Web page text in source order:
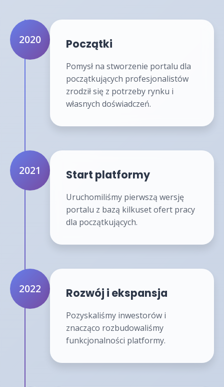
2020 Początki
Pomysł na stworzenie portalu dla
początkujących profesjonalistów
zrodził się z potrzeby rynku i
własnych doświadczeń.
2021 Start platformy
Uruchomiliśmy pierwszą wersję
portalu z bazą kilkuset ofert pracy
dla początkujących.
2022 Rozwój i ekspansja
Pozyskaliśmy inwestorów i
znacząco rozbudowaliśmy
funkcjonalności platformy.